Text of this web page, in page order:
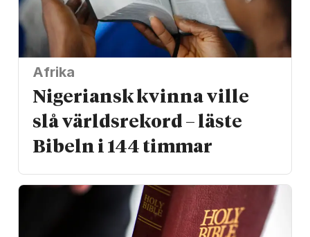
Afrika
Nigeriansk kvinna ville
slå världs­rekord – läste
Bibeln i 144 timmar